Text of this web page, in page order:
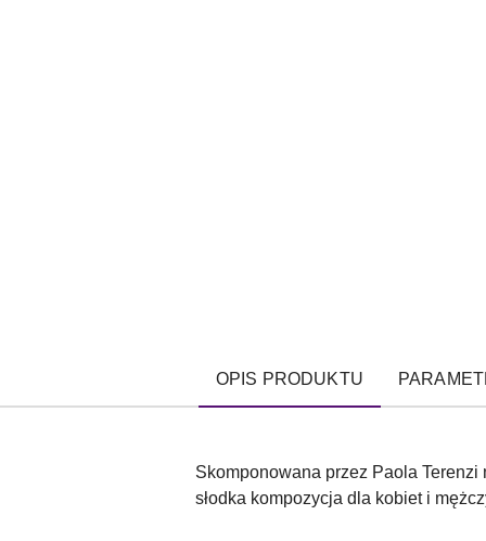
OPIS PRODUKTU
Skomponowana przez Paola
słodka kompozycja dla kobiet i